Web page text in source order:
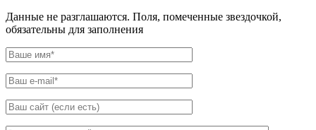
Данные не разглашаются. Поля, помеченные звездочкой,
обязательны для заполнения